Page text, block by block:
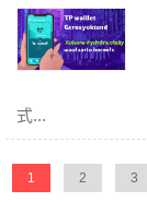
式...
1 2 3